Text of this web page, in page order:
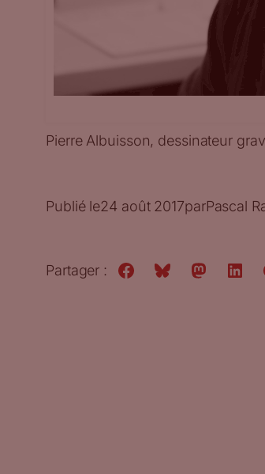
Pierre Albuisson, dessinateur
Publié le24 août 2017parPascal
Partager :